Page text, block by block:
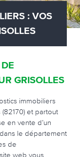
: VOS
GRISOLLES
immobiliers
et partout
en vente d’un
le département
de
web vous